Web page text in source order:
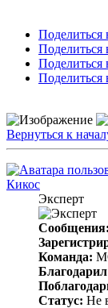
Поделиться
Поделиться
Поделиться
Поделиться
Вернуться к
Кикос
Эксперт
Сообщения:
Команда:
Статус: Не